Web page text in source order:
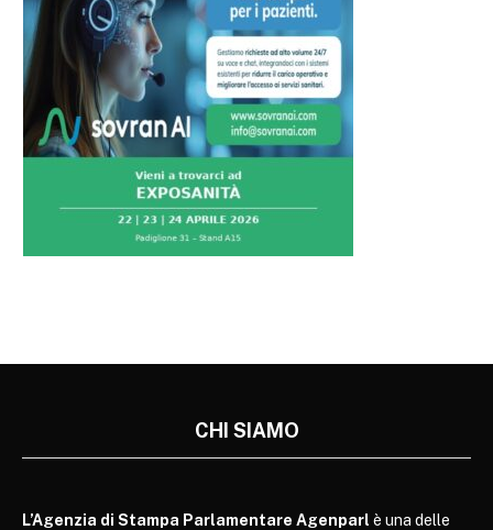
CHI SIAMO
L’Agenzia di Stampa Parlamentare Agenparl è una delle